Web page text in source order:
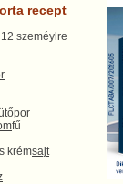
recept
szeméylre
fű
krémsajt